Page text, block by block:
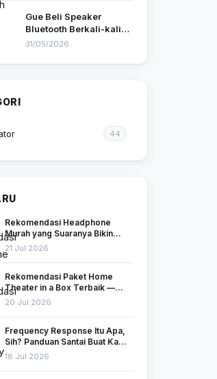
Gue Beli Speaker
Bluetooth Berkali-kali
Sebelum Akhirnya
Tipsnya
31/05/2026
44
Rekomendasi Headphone
Murah yang Suaranya Bikin
Kamu Nggak Nyangka
Harganya Segitu
21 Jul 2026
Rekomendasi Paket Home
Theater in a Box Terbaik —
Tinggal Colok, Langsung
20 Jul 2026
Frequency Response Itu Apa,
Sih? Panduan Santai Buat Kamu
yang Baru Mulai Peduli Soal
18 Jul 2026